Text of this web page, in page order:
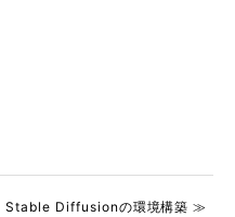
Stable Diffusionの環境構築 ≫